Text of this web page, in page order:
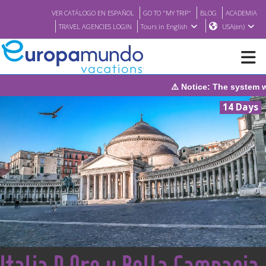
VER CATÁLOGO EN ESPAÑOL GO TO "MY TRIP" BLOG
ACADEMIA
TRAVEL AGENCIES LOGIN
Tours in English USA(en)
BROCHURE PDF
WHERE TO BUY
FEATURED
ABOUT US
⚠️ Notice: The system will be under
14 Days
<